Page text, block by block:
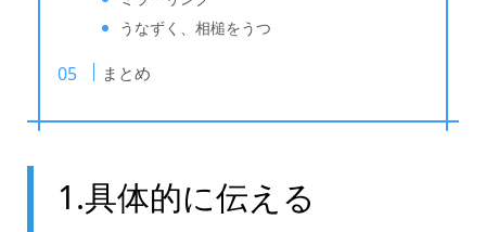
うなずく、相槌をうつ
まとめ
1.具体的に伝える